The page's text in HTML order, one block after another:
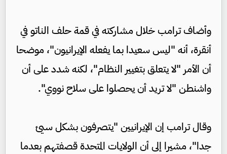
وأضاف ترامب خلال مشاركته في قمة حلف الناتو في
أنقرة، أنه "ليس سعيدا بما يفعله الإيرانيون"، موضحا
أن الأمر "لا يتعلق بتغيير النظام"، لكنه شدد على أن
واشنطن "لا تريد أن يحصلوا على سلاح نووي".
وقال ترامب إن الإيرانيين "يتصرفون بشكل سيئ
جدا"، مشيرا إلى أن الولايات المتحدة قصفتهم بعدما